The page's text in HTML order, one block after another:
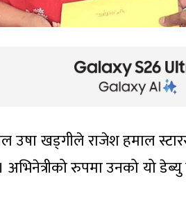
उषा खड्गीले राजेश हमाल
रुपमा उनको यो